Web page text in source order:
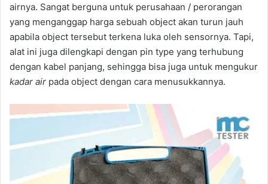
airnya. Sangat berguna untuk perusahaan / perorangan
yang menganggap harga sebuah object akan turun jauh
apabila object tersebut terkena luka oleh sensornya. Tapi,
alat ini juga dilengkapi dengan pin type yang terhubung
dengan kabel panjang, sehingga bisa juga untuk mengukur
kadar air pada object dengan cara menusukkannya.